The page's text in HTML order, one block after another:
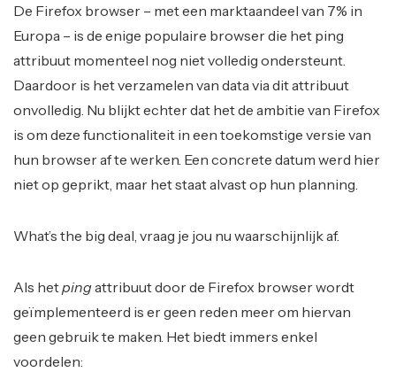
De Firefox browser – met een marktaandeel van 7% in
Europa – is de enige populaire browser die het ping
attribuut momenteel nog niet volledig ondersteunt.
Daardoor is het verzamelen van data via dit attribuut
onvolledig. Nu blijkt echter dat het de ambitie van Firefox
is om deze functionaliteit in een toekomstige versie van
hun browser af te werken. Een concrete datum werd hier
niet op geprikt, maar het staat alvast op hun planning.
What’s the big deal, vraag je jou nu waarschijnlijk af.
Als hetpingattribuut door de Firefox browser wordt
geïmplementeerd is er geen reden meer om hiervan
geen gebruik te maken. Het biedt immers enkel
voordelen: